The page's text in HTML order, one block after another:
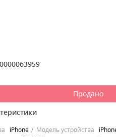
Продано
iPhone Модель устройства